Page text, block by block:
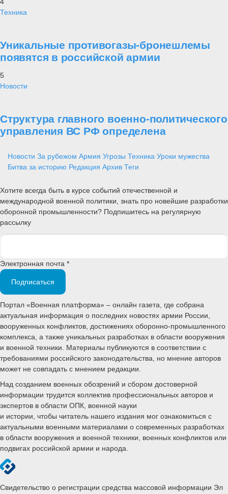
Техника
Уникальные противогазы-бронешлемы
появятся в российской армии
5
Новости
Структура главного военно-политического
управления ВС РФ определена
Новости За рубежом Армия Угрозы Техника Уроки мужества
Битва за историю Редакция Архив Теги
Хотите всегда быть в курсе событий отечественной и
международной военной политики, знать про новейшие разработки
оборонной промышленности? Подпишитесь на регулярную
рассылку
Электронная почта *
Подписаться
Портал «Военная платформа» – онлайн газета, где собрана
актуальная информация о последних новостях армии России,
вооруженных конфликтов, достижениях оборонно-промышленного
комплекса, а также уникальных разработках в области вооружения
и военной техники. Материалы публикуются в соответствии с
требованиями российского законодательства, но мнение авторов
может не совпадать с мнением редакции.
Над созданием военных обозрений и сбором достоверной
информации трудится коллектив профессиональных авторов и
экспертов в области ОПК, военной науки
и истории, чтобы читатель нашего издания мог ознакомиться с
актуальными военными материалами о современных разработках
в области вооружения и военной техники, военных конфликтов или
подвигах российской армии и народа.
Свидетельство о регистрации средства массовой информации Эл